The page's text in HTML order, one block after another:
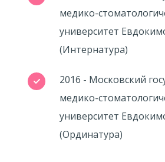
медико-
университет
(Интернатура)
2016 - Московский
медико-
университет
(Ординатура)